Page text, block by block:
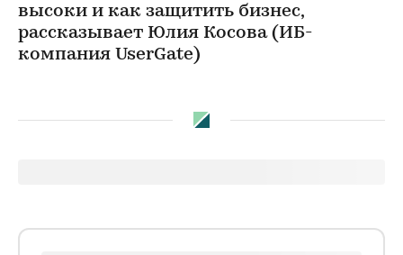
высоки и как защитить бизнес,
рассказывает Юлия Косова (ИБ-
компания UserGate)